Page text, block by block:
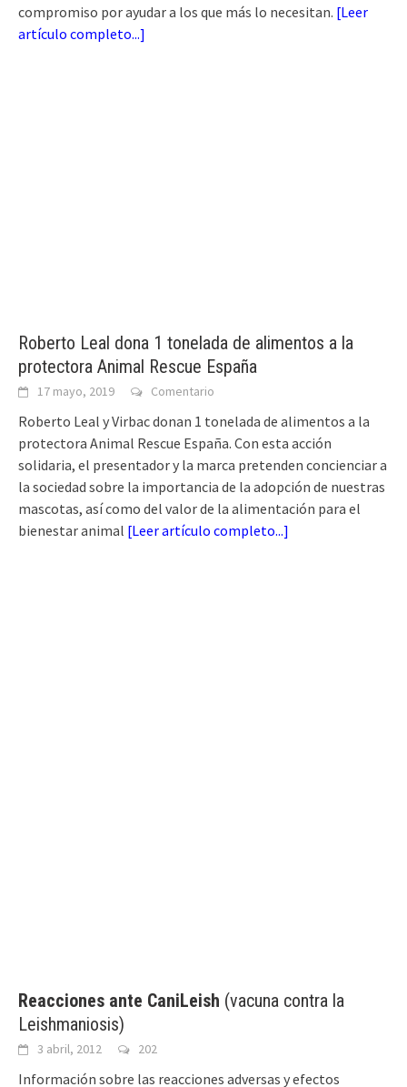
compromiso por ayudar a los que más lo necesitan. [Leer
artículo completo...]
Roberto Leal dona 1 tonelada de alimentos a la
protectora Animal Rescue España
17 mayo, 2019 Comentario
Roberto Leal y Virbac donan 1 tonelada de alimentos a la
protectora Animal Rescue España. Con esta acción
solidaria, el presentador y la marca pretenden concienciar a
la sociedad sobre la importancia de la adopción de nuestras
mascotas, así como del valor de la alimentación para el
bienestar animal [Leer artículo completo...]
Reacciones ante CaniLeish (vacuna contra la
Leishmaniosis)
3 abril, 2012 202
Información sobre las reacciones adversas y efectos